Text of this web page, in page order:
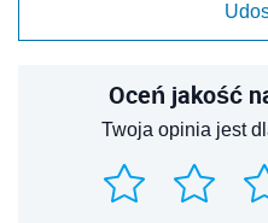
Oceń jakość
Twoja opinia jest